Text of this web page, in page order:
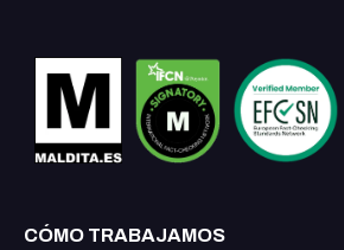
CÓMO TRABAJAMOS